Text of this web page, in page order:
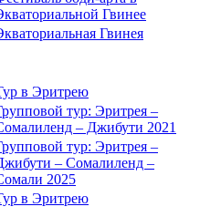
Гвинее
Гвинея
в Эритрею
тур: Эритрея –
– Джибути 2021
тур: Эритрея –
– Сомалиленд –
2025
в Эритрею